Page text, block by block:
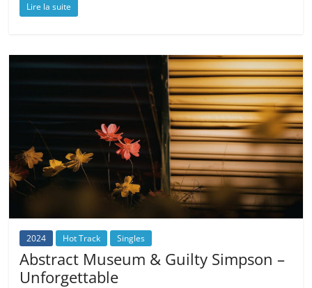
Lire la suite
2024 Hot Track Singles
Abstract Museum & Guilty Simpson –
Unforgettable